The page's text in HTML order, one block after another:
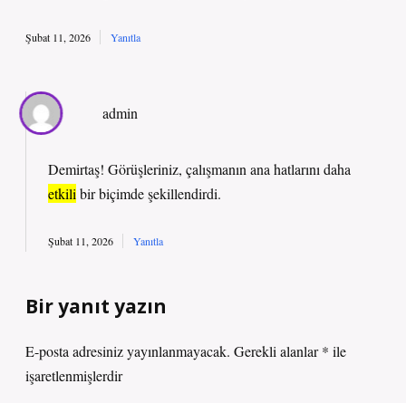
Şubat 11, 2026 Yanıtla
admin
Demirtaş! Görüşleriniz, çalışmanın ana hatlarını daha
etkili bir biçimde şekillendirdi.
Şubat 11, 2026 Yanıtla
Bir yanıt yazın
E-posta adresiniz yayınlanmayacak. Gerekli alanlar* ile
işaretlenmişlerdir